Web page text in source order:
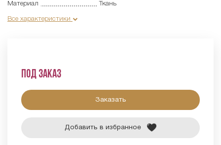
Материал
Ткань
Все характеристики
Под заказ
Заказать
Добавить в избранное